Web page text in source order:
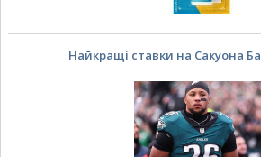
Найкращі ставки на Сакуона